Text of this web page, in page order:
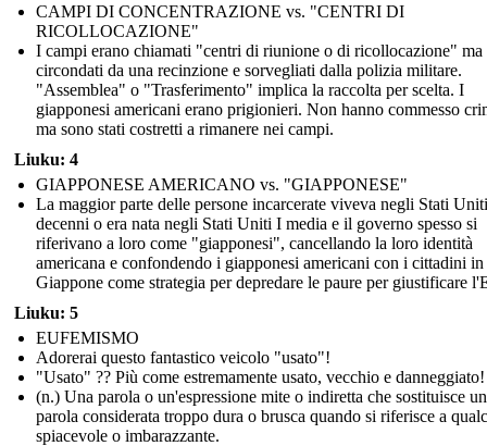
CAMPI DI CONCENTRAZIONE vs. "CENTRI DI
RICOLLOCAZIONE"
I campi erano chiamati "centri di riunione o di ricollocazione" ma
circondati da una recinzione e sorvegliati dalla polizia militare.
"Assemblea" o "Trasferimento" implica la raccolta per scelta. I
giapponesi americani erano prigionieri. Non hanno commesso
ma sono stati costretti a rimanere nei campi.
Liuku: 4
GIAPPONESE AMERICANO vs. "GIAPPONESE"
La maggior parte delle persone incarcerate viveva negli Stati
decenni o era nata negli Stati Uniti I media e il governo spesso si
riferivano a loro come "giapponesi", cancellando la loro identità
americana e confondendo i giapponesi americani con i cittadini in
Giappone come strategia per depredare le paure per giustificare
Liuku: 5
EUFEMISMO
Adorerai questo fantastico veicolo "usato"!
"Usato" ?? Più come estremamente usato, vecchio e danneggiato!
(n.) Una parola o un'espressione mite o indiretta che sostituisce
parola considerata troppo dura o brusca quando si riferisce a
spiacevole o imbarazzante.